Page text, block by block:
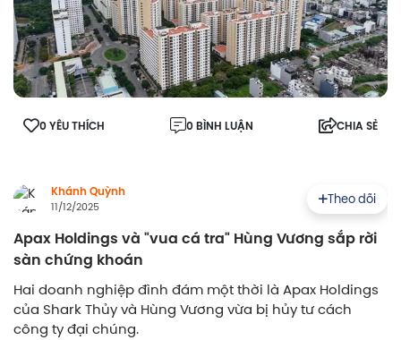
0 YÊU THÍCH 0 BÌNH LUẬN CHIA SẺ
Khánh Quỳnh
11/12/2025
Theo dõi
Apax Holdings và "vua cá tra" Hùng Vương sắp rời
sàn chứng khoán
Hai doanh nghiệp đình đám một thời là Apax Holdings
của Shark Thủy và Hùng Vương vừa bị hủy tư cách
công ty đại chúng.